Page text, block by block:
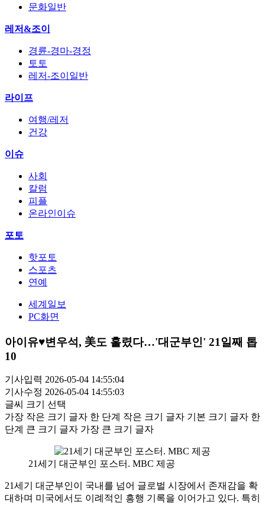
문화일반
레저&조이
경륜-경마-경정
토토
레저-조이일반
라이프
여행/레저
건강
이슈
사회
칼럼
피플
온라인이슈
포토
핫포토
스포츠
연예
세계일보
PC화면
아이유♥변우석, 美도 홀렸다…'대군부인' 21일째 톱
10
기사입력 2026-05-04 14:55:04
기사수정 2026-05-04 14:55:03
글씨 크기 선택
가장 작은 크기 글자 한 단계 작은 크기 글자 기본 크기 글자 한
단계 큰 크기 글자 가장 큰 크기 글자
21세기 대군부인 포스터. MBC 제공
21세기 대군부인이 국내를 넘어 글로벌 시장에서 존재감을 확
대하며 미국에서도 이례적인 흥행 기록을 이어가고 있다. 특히